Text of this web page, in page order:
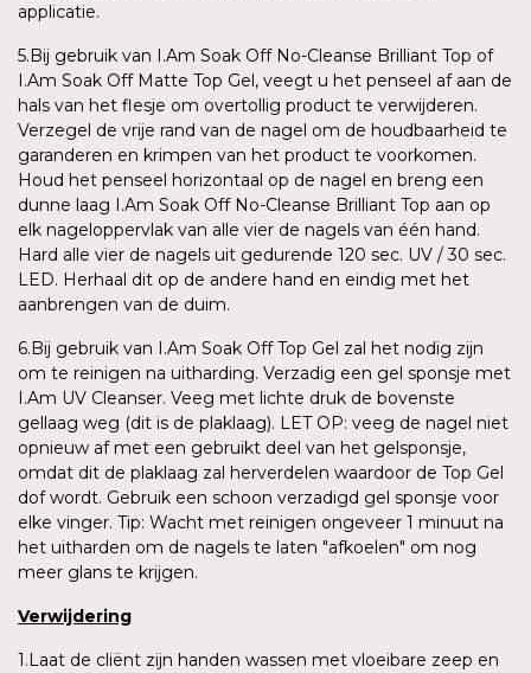
applicatie.
5.Bij gebruik van I.Am Soak Off No-Cleanse Brilliant Top of
I.Am Soak Off Matte Top Gel, veegt u het penseel af aan de
hals van het flesje om overtollig product te verwijderen.
Verzegel de vrije rand van de nagel om de houdbaarheid te
garanderen en krimpen van het product te voorkomen.
Houd het penseel horizontaal op de nagel en breng een
dunne laag I.Am Soak Off No-Cleanse Brilliant Top aan op
elk nageloppervlak van alle vier de nagels van één hand.
Hard alle vier de nagels uit gedurende 120 sec. UV / 30 sec.
LED. Herhaal dit op de andere hand en eindig met het
aanbrengen van de duim.
6.Bij gebruik van I.Am Soak Off Top Gel zal het nodig zijn
om te reinigen na uitharding. Verzadig een gel sponsje met
I.Am UV Cleanser. Veeg met lichte druk de bovenste
gellaag weg (dit is de plaklaag). LET OP: veeg de nagel niet
opnieuw af met een gebruikt deel van het gelsponsje,
omdat dit de plaklaag zal herverdelen waardoor de Top Gel
dof wordt. Gebruik een schoon verzadigd gel sponsje voor
elke vinger. Tip: Wacht met reinigen ongeveer 1 minuut na
het uitharden om de nagels te laten "afkoelen" om nog
meer glans te krijgen.
Verwijdering
1.Laat de cliënt zijn handen wassen met vloeibare zeep en